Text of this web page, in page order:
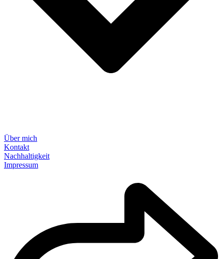
Über mich
Kontakt
Nachhaltigkeit
Impressum